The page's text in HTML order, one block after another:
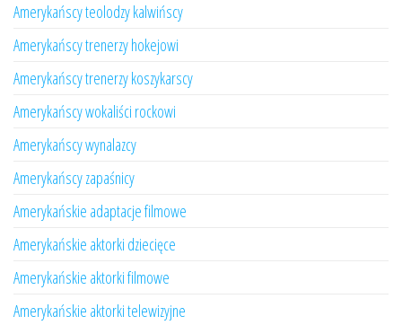
Amerykańscy teolodzy kalwińscy
Amerykańscy trenerzy hokejowi
Amerykańscy trenerzy koszykarscy
Amerykańscy wokaliści rockowi
Amerykańscy wynalazcy
Amerykańscy zapaśnicy
Amerykańskie adaptacje filmowe
Amerykańskie aktorki dziecięce
Amerykańskie aktorki filmowe
Amerykańskie aktorki telewizyjne